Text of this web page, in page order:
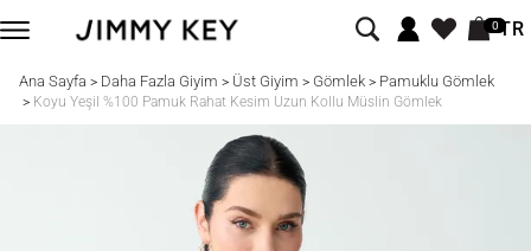
0TR
Ana Sayfa > Daha Fazla Giyim > Üst Giyim > Gömlek> Pamuklu Gömlek
> Koyu Yeşil %100 Pamuk Rahat Kesim Uzun Kollu Müslin Gömlek